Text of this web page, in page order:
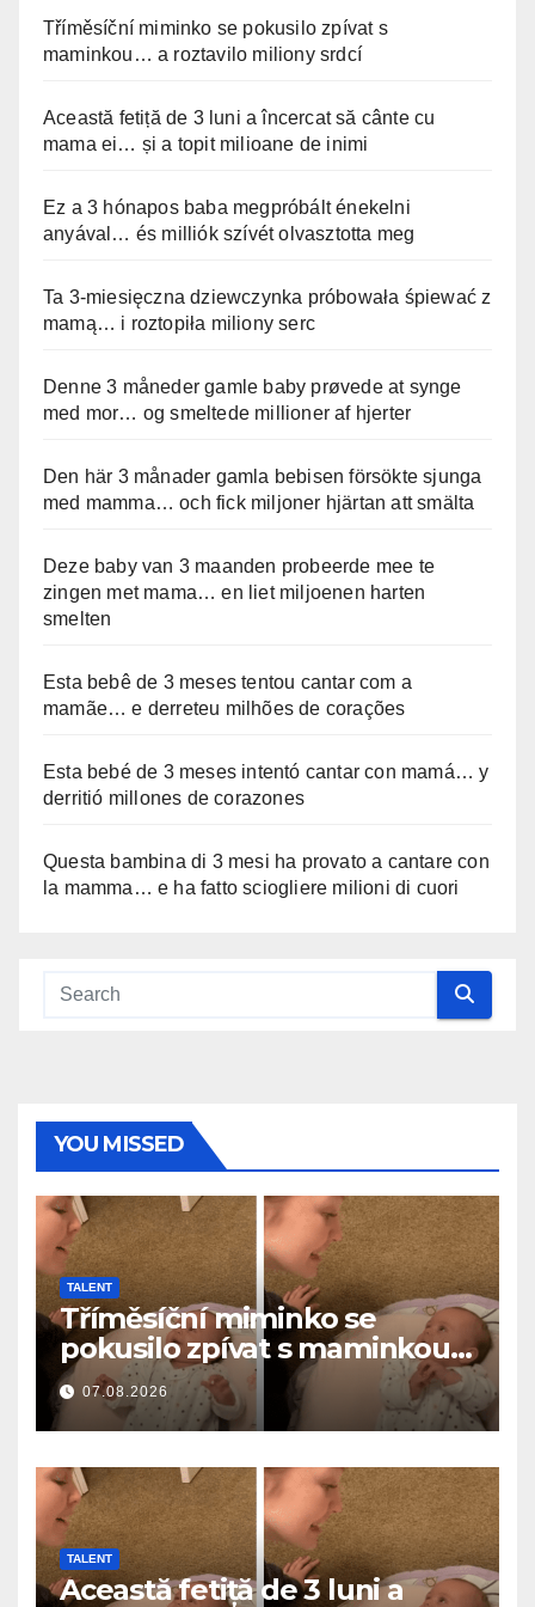
Tříměsíční miminko se pokusilo zpívat s
maminkou… a roztavilo miliony srdcí
Această fetiță de 3 luni a încercat să cânte cu
mama ei… și a topit milioane de inimi
Ez a 3 hónapos baba megpróbált énekelni
anyával… és milliók szívét olvasztotta meg
Ta 3-miesięczna dziewczynka próbowała śpiewać z
mamą… i roztopiła miliony serc
Denne 3 måneder gamle baby prøvede at synge
med mor… og smeltede millioner af hjerter
Den här 3 månader gamla bebisen försökte sjunga
med mamma… och fick miljoner hjärtan att smälta
Deze baby van 3 maanden probeerde mee te
zingen met mama… en liet miljoenen harten
smelten
Esta bebê de 3 meses tentou cantar com a
mamãe… e derreteu milhões de corações
Esta bebé de 3 meses intentó cantar con mamá… y
derritió millones de corazones
Questa bambina di 3 mesi ha provato a cantare con
la mamma… e ha fatto sciogliere milioni di cuori
YOU MISSED
TALENT
Tříměsíční miminko se
pokusilo zpívat s maminkou…
a roztavilo miliony srdcí
07.08.2026
TALENT
Această fetiță de 3 luni a